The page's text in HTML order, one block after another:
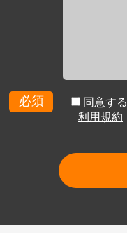
必須
同意する
利用規約